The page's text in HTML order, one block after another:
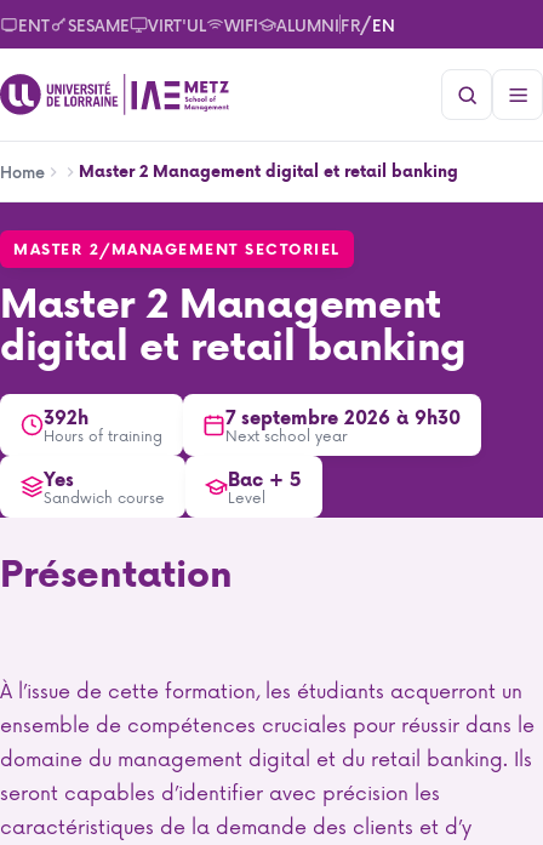
Skip
to
main
content
ENT SESAME VIRT'UL WIFI ALUMNIFR/EN
Home Master 2 Management digital et retail banking
MASTER 2/MANAGEMENT SECTORIEL
Master 2 Management
digital et retail banking
392h
Hours of training
7 septembre 2026 à 9h30
Next school year
Yes
Sandwich course
Bac + 5
Level
Présentation
À l’issue de cette formation, les étudiants acquerront un
ensemble de compétences cruciales pour réussir dans le
domaine du management digital et du retail banking. Ils
seront capables d’identifier avec précision les
caractéristiques de la demande des clients et d’y